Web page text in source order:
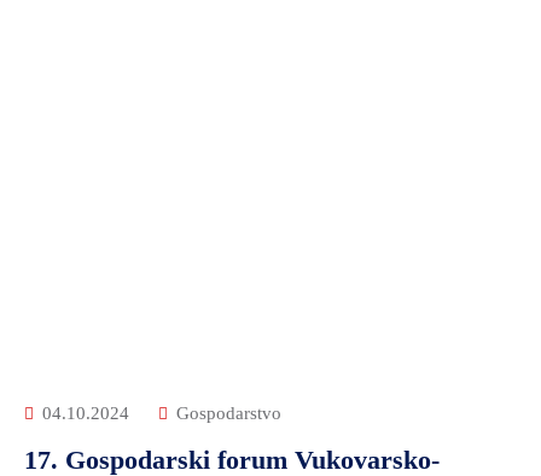
04.10.2024 Gospodarstvo
17. Gospodarski forum Vukovarsko-